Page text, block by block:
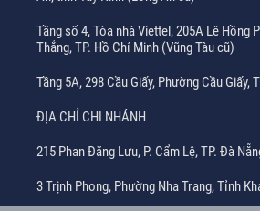
Tầng số 4, Tòa nhà Viettel, 205A Lê Hồng
Thắng, TP. Hồ Chí Minh (Vũng Tàu cũ)
Tầng 5A, 298 Cầu Giấy, Phường Cầu Giấy,
ĐỊA CHỈ CHI NHÁNH
215 Phan Đăng Lưu, P. Cẩm Lệ, TP. Đà
3 Trịnh Phong, Phường Nha Trang, Tỉnh